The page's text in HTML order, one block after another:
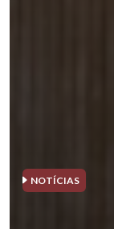
NOTÍCIAS